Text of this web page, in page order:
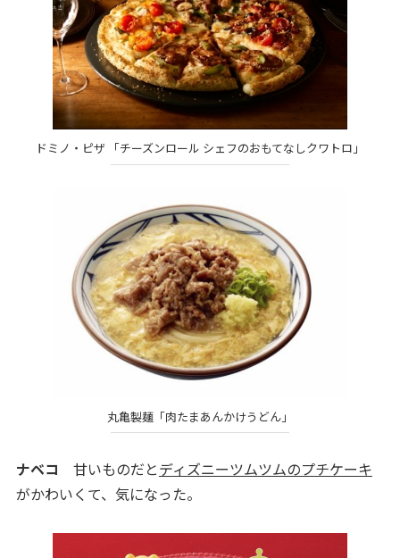
ドミノ・ピザ 「チーズンロール シェフのおもてなしクワトロ」
丸亀製麺「肉たまあんかけうどん」
ナベコ 甘いものだとディズニーツムツムのプチケーキ
がかわいくて、気になった。